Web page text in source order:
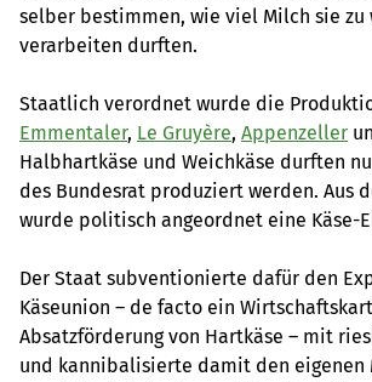
selber bestimmen, wie viel Milch sie zu
verarbeiten durften.
Staatlich verordnet wurde die
Emmentaler, Le Gruyère, Appenzeller
Halbhartkäse und Weichkäse durften
des Bundesrat produziert werden. Aus
wurde politisch angeordnet eine Käse-
Der Staat subventionierte dafür den
Käseunion – de facto ein
Absatzförderung von Hartkäse – mit
und kannibalisierte damit den eigenen